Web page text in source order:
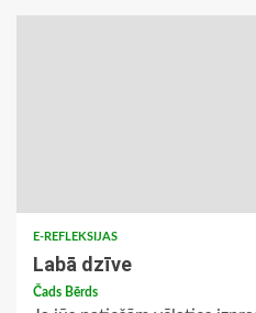
E-REFLEKSIJAS
Labā dzīve
Čads Bērds